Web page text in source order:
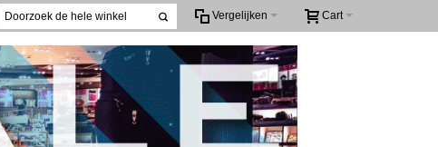
Cart
Vergelijken